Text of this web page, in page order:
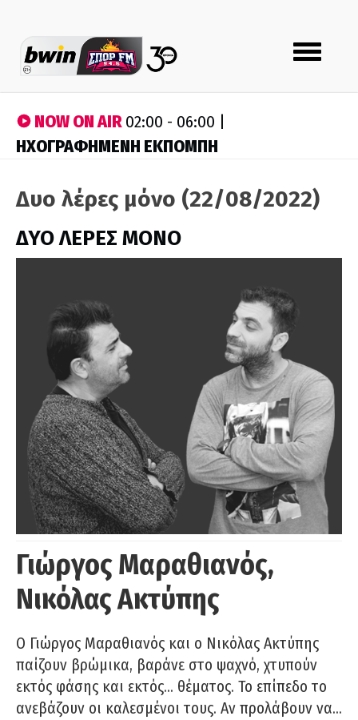
Toggle
navigation
NOW ON AIR02:00 - 06:00 |
ΗΧΟΓΡΑΦΗΜΕΝΗ ΕΚΠΟΜΠΗ
Δυο λέρες μόνο (22/08/2022)
ΔΥΟ ΛΕΡΕΣ ΜΟΝΟ
Γιώργος Μαραθιανός,
Νικόλας Ακτύπης
Ο Γιώργος Μαραθιανός και ο Νικόλας Ακτύπης
παίζουν βρώμικα, βαράνε στο ψαχνό, χτυπούν
εκτός φάσης και εκτός… θέματος. Το επίπεδο το
ανεβάζουν οι καλεσμένοι τους. Αν προλάβουν να…